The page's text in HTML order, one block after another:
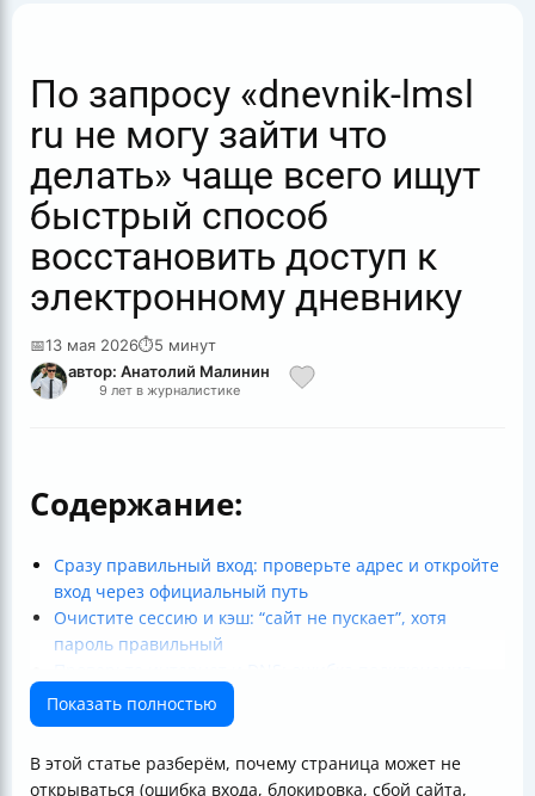
По запросу «dnevnik-lmsl
ru не могу зайти что
делать» чаще всего ищут
быстрый способ
восстановить доступ к
электронному дневнику
📅13 мая 2026⏱5 минут
автор: Анатолий Малинин
9 лет в журналистике
Содержание:
Сразу правильный вход: проверьте адрес и откройте
вход через официальный путь
Очистите сессию и кэш: “сайт не пускает”, хотя
пароль правильный
маскируется под “не могу зайти”
Попробуйте другой браузер и устройство
Если ошибка говорит про доступ/аккаунт: действуйте
Показать полностью
В этой статье разберём, почему страница может не
открываться (ошибка входа, блокировка, сбой сайта,